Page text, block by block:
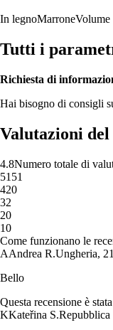
In legnoMarroneVolume
Tutti i
Richiesta di
Hai bisogno di consigli
Valutazioni
4.8Numero totale di
5151
420
32
20
10
Come funzionano le
AAndrea R.Ungheria,
Bello
Questa recensione è
KKateřina S.Repubblica